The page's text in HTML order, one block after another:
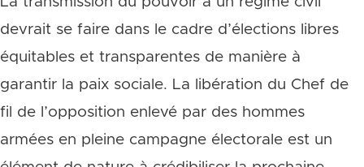
devrait se faire dans le cadre d’élections libres
équitables et transparentes de manière à
garantir la paix sociale. La libération du Chef de
fil de l’opposition enlevé par des hommes
armées en pleine campagne électorale est un